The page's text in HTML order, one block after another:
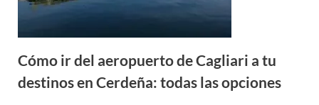
Cómo ir del aeropuerto de Cagliari a tu
destinos en Cerdeña: todas las opciones